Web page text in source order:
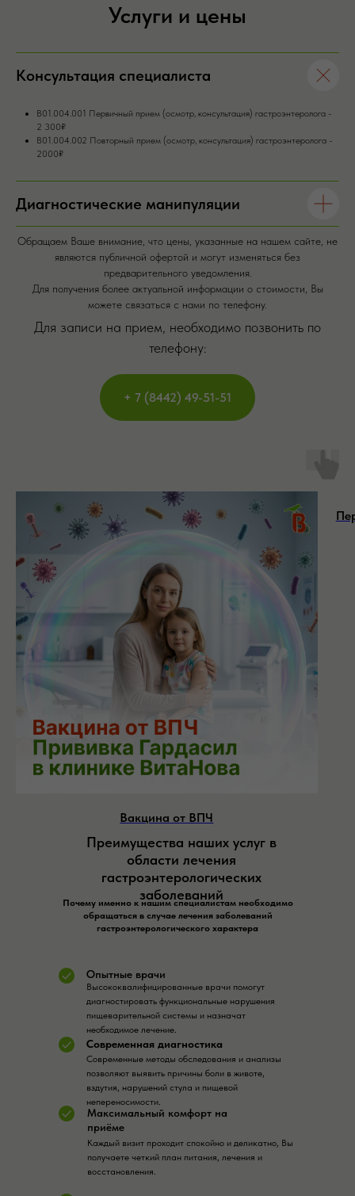
Услуги и цены
Консультация специалиста
В01.004.001 Первичный прием (осмотр, консультация) гастроэнтеролога -
2 300₽
В01.004.002 Повторный прием (осмотр, консультация) гастроэнтеролога -
2000₽
Диагностические манипуляции
Обращаем Ваше внимание, что цены, указанные на нашем сайте, не
являются публичной офертой и могут изменяться без
предварительного уведомления.
Для получения более актуальной информации о стоимости, Вы
можете связаться с нами по телефону.
Для записи на прием, необходимо позвонить по
телефону:
+ 7 (8442) 49-51-51
Вакцина от ВПЧ
Опытные врачи
Высококвалифицированные врачи помогут
диагностировать функциональные нарушения
пищеварительной системы и назначат
необходимое лечение.
Максимальный комфорт на
приёме
Каждый визит проходит спокойно и деликатно, Вы
получаете четкий план питания, лечения и
восстановления.
Современная диагностика
Современные методы обследования и анализы
позволяют выявить причины боли в животе,
вздутия, нарушений стула и пищевой
непереносимости.
Преимущества наших услуг в
области лечения
гастроэнтерологических
заболеваний
Почему именно к нашим специалистам необходимо
обращаться в случае лечения заболеваний
гастроэнтерологического характера